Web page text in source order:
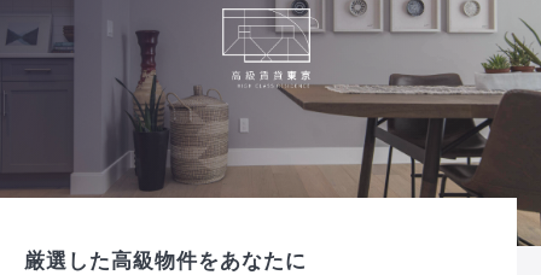
厳選した高級物件をあなたに